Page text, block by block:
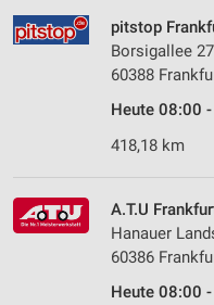
pitstop
Borsigallee 27
60388
Heute 08:00
418,18 km
A.T.U
Hanauer
60386
Heute 08:00